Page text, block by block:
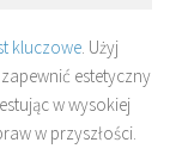
kluczowe. Użyj
estetyczny
w wysokiej
w przyszłości.